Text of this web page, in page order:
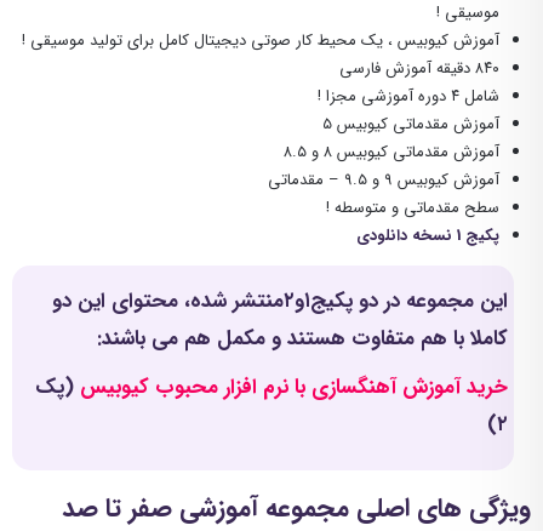
موسیقی !
آموزش کیوبیس ، یک محیط کار صوتی دیجیتال کامل برای تولید موسیقی !
۸۴۰ دقیقه آموزش فارسی
شامل ۴ دوره آموزشی مجزا !
آموزش مقدماتی کیوبیس ۵
آموزش مقدماتی کیوبیس ۸ و ۸.۵
آموزش کیوبیس ۹ و ۹.۵ – مقدماتی
سطح مقدماتی و متوسطه !
پکیج 1 نسخه دانلودی
این مجموعه در دو پکیج۱و۲منتشر شده ، محتوای این دو
کاملا با هم متفاوت هستند و مکمل هم می باشند:
خرید آموزش آهنگسازی با نرم افزار محبوب کیوبیس (پک
۲)
ویژگی های اصلی مجموعه آموزشی صفر تا صد